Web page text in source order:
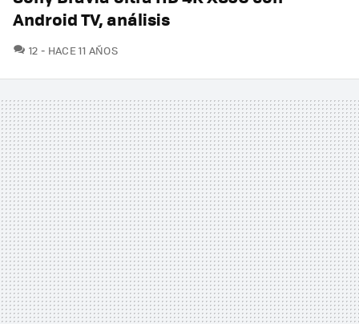
Android TV, análisis
12 COMENTARIOS
HACE 11 AÑOS